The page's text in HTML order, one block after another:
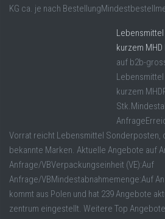
KG ca. je nach
kurzem MHD
auf b2b-
kurzem
Vorrat reicht Lebensmittel Sonderposten,
bekannte Marken. Aktuelle Angebote auf
Anfrage/VBVerpackungseinheit (VE):Auf
Anfrage/VBMindestabnahmemenge:Auf
kommt aus Polen und hat 239 Angebote
zentrum eingestellt. Weitere Top